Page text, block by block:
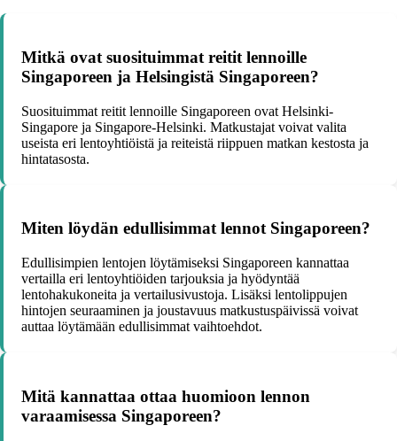
Mitkä ovat suosituimmat reitit lennoille
Singaporeen ja Helsingistä Singaporeen?
Suosituimmat reitit lennoille Singaporeen ovat Helsinki-
Singapore ja Singapore-Helsinki. Matkustajat voivat valita
useista eri lentoyhtiöistä ja reiteistä riippuen matkan kestosta ja
hintatasosta.
Miten löydän edullisimmat lennot Singaporeen?
Edullisimpien lentojen löytämiseksi Singaporeen kannattaa
vertailla eri lentoyhtiöiden tarjouksia ja hyödyntää
lentohakukoneita ja vertailusivustoja. Lisäksi lentolippujen
hintojen seuraaminen ja joustavuus matkustuspäivissä voivat
auttaa löytämään edullisimmat vaihtoehdot.
Mitä kannattaa ottaa huomioon lennon
varaamisessa Singaporeen?